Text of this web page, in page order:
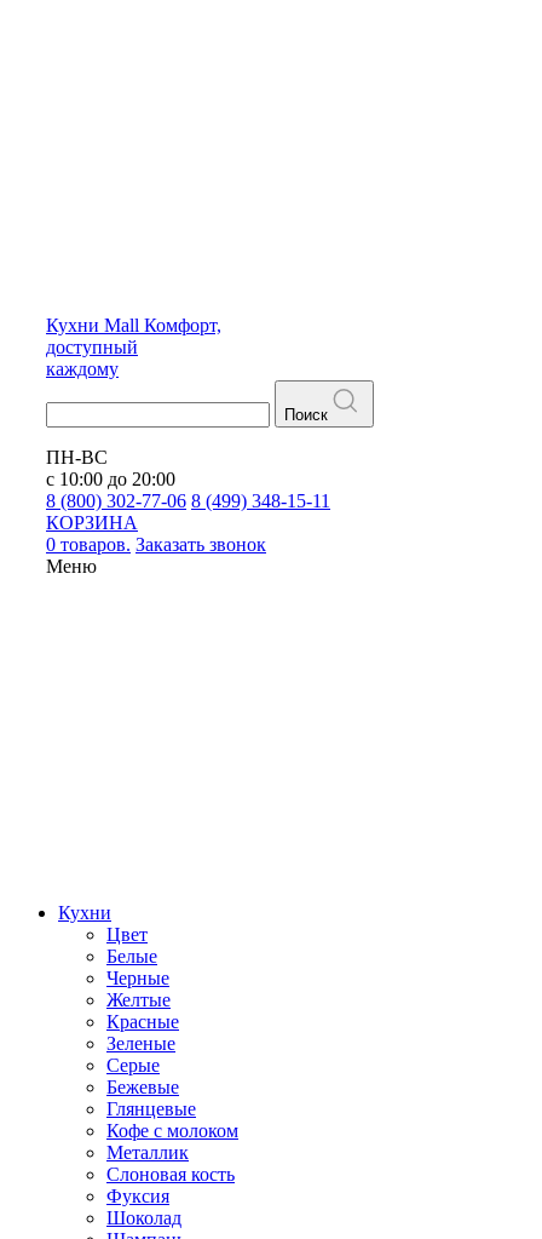
Кухни Mall Комфорт,
доступный
каждому
Поиск
ПН-ВС
с 10:00 до 20:00
8 (800) 302-77-06 8 (499) 348-15-11
КОРЗИНА
0 товаров. Заказать звонок
Меню
Кухни
Цвет
Белые
Черные
Желтые
Красные
Зеленые
Серые
Бежевые
Глянцевые
Кофе с молоком
Металлик
Слоновая кость
Фуксия
Шоколад